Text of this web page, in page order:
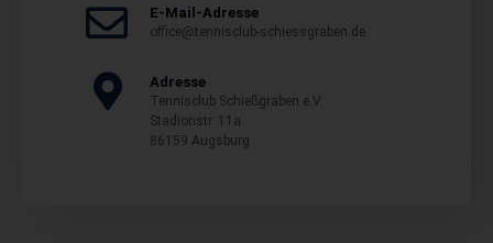
E-Mail-Adresse
office@tennisclub-schiessgraben.de
Adresse
Tennisclub Schießgraben e.V.
Stadionstr. 11a
86159 Augsburg